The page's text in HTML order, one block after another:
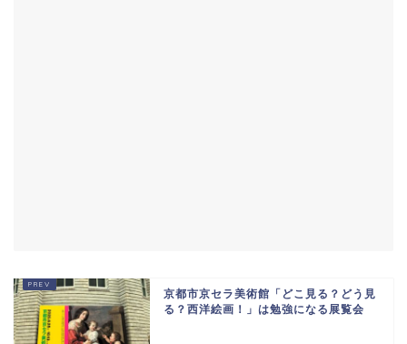
京都市京セラ美術館「どこ見る？どう見
る？西洋絵画！」は勉強になる展覧会